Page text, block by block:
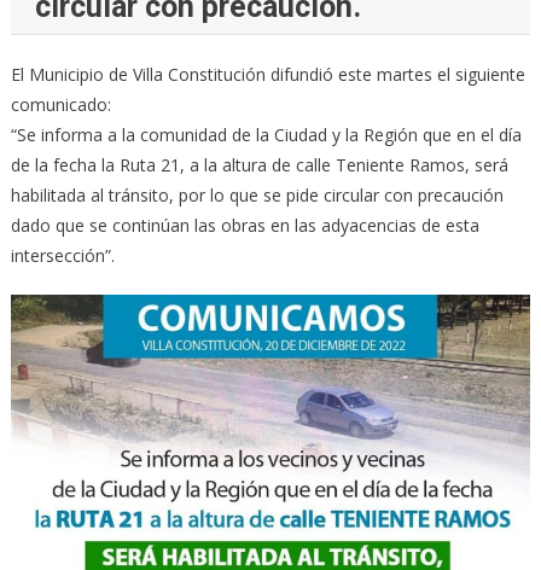
El Municipio de Villa Constitución difundió este martes el siguiente
comunicado:
“Se informa a la comunidad de la Ciudad y la Región que en el día
de la fecha la Ruta 21, a la altura de calle Teniente Ramos, será
habilitada al tránsito, por lo que se pide circular con precaución
dado que se continúan las obras en las adyacencias de esta
intersección”.